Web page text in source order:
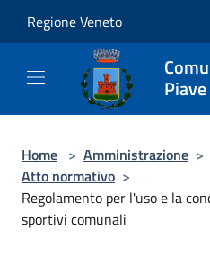
Regione Veneto
Piave
Home > Amministrazione >
Atto normativo >
Regolamento per l'uso e la
sportivi comunali